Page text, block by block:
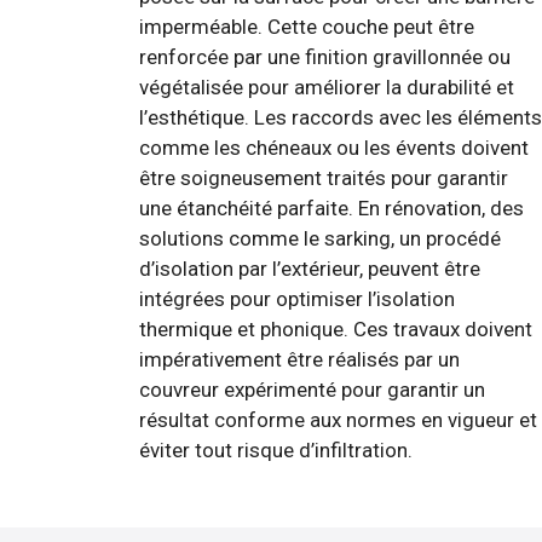
imperméable. Cette couche peut être
renforcée par une finition gravillonnée ou
végétalisée pour améliorer la durabilité et
l’esthétique. Les raccords avec les éléments
comme les chéneaux ou les évents doivent
être soigneusement traités pour garantir
une étanchéité parfaite. En rénovation, des
solutions comme le sarking, un procédé
d’isolation par l’extérieur, peuvent être
intégrées pour optimiser l’isolation
thermique et phonique. Ces travaux doivent
impérativement être réalisés par un
couvreur expérimenté pour garantir un
résultat conforme aux normes en vigueur et
éviter tout risque d’infiltration.